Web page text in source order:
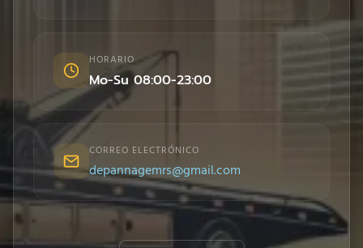
HORARIO
Mo-Su 08:00-23:00
CORREO ELECTRÓNICO
depannagemrs@gmail.com